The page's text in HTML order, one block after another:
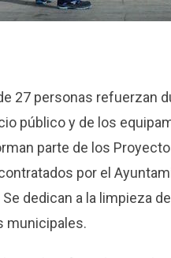
27 personas refuerzan
público y de los
parte de los
por el
dedican a la limpieza
municipales.